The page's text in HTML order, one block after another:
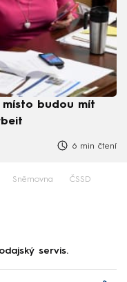
budou mít
6 min čtení
Sněmovna ČSSD
servis.